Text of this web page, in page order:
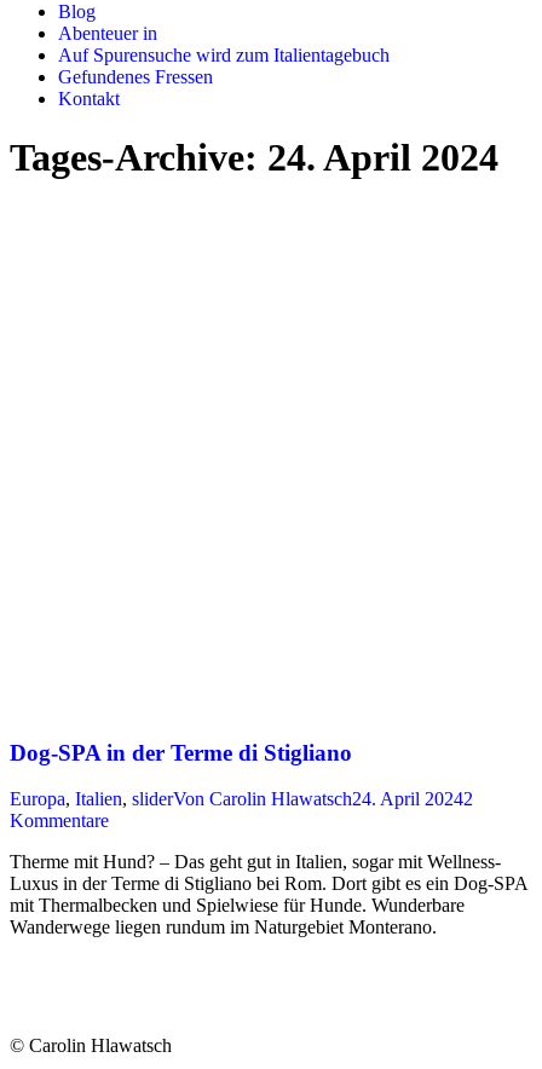
Blog
Abenteuer in
Auf Spurensuche wird zum Italientagebuch
Gefundenes Fressen
Kontakt
Tages-Archive: 24. April 2024
Dog-SPA in der Terme di Stigliano
Europa, Italien, sliderVon Carolin Hlawatsch24. April 20242
Kommentare
Therme mit Hund? – Das geht gut in Italien, sogar mit Wellness-
Luxus in der Terme di Stigliano bei Rom. Dort gibt es ein Dog-SPA
mit Thermalbecken und Spielwiese für Hunde. Wunderbare
Wanderwege liegen rundum im Naturgebiet Monterano.
© Carolin Hlawatsch